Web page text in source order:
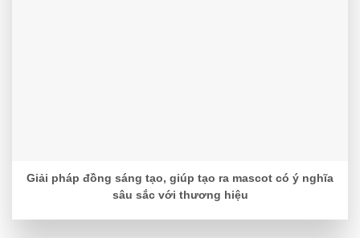
Giải pháp đồng sáng tạo, giúp tạo ra mascot có ý nghĩa
sâu sắc với thương hiệu